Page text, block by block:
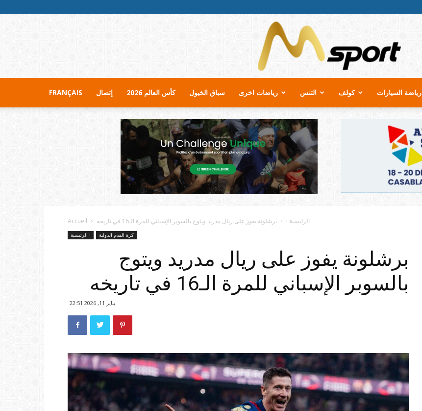
MSport.ma
FRANÇAIS إتصال كأس العالم 2026 سباق الخيول رياضات اخرى التنس كولف رياضة السيارات
Accueil الرئيسية ! برشلونة يفوز على ريال مدريد ويتوج بالسوبر الإسباني للمرة الـ16 في تاريخه
الرئيسية ! كرة القدم الدولية
برشلونة يفوز على ريال مدريد ويتوج
بالسوبر الإسباني للمرة الـ16 في تاريخه
يناير 11, 2026 22:51